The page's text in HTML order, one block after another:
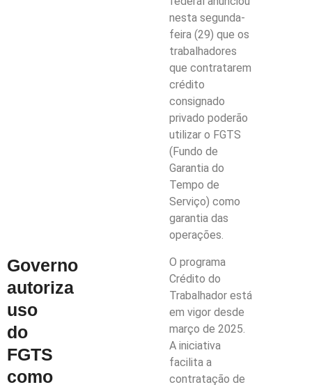
Governo
autoriza
uso
do
FGTS
como
nesta segunda-
feira (29) que os
trabalhadores
que contratarem
crédito
consignado
privado poderão
utilizar o FGTS
(Fundo de
Garantia do
Tempo de
Serviço) como
garantia das
operações.
O programa
Crédito do
Trabalhador está
em vigor desde
março de 2025.
A iniciativa
facilita a
contratação de